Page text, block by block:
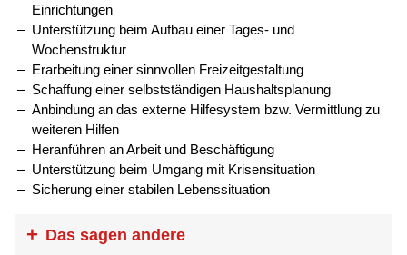
Einrichtungen
Unterstützung beim Aufbau einer Tages- und
Wochenstruktur
Erarbeitung einer sinnvollen Freizeitgestaltung
Schaffung einer selbstständigen Haushaltsplanung
Anbindung an das externe Hilfesystem bzw. Vermittlung zu
weiteren Hilfen
Heranführen an Arbeit und Beschäftigung
Unterstützung beim Umgang mit Krisensituation
Sicherung einer stabilen Lebenssituation
Das sagen andere